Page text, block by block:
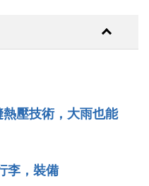
必備，2入組]
壓技術，大雨也能
李，裝備